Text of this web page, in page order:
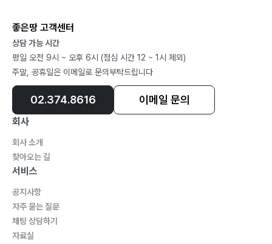
좋은땅 고객센터
상담 가능 시간
평일 오전 9시 ~ 오후 6시 (점심 시간 12 ~ 1시 제외)
주말, 공휴일은 이메일로 문의부탁드립니다
02.374.8616 이메일 문의
회사
회사 소개
찾아오는 길
서비스
공지사항
자주 묻는 질문
채팅 상담하기
자료실